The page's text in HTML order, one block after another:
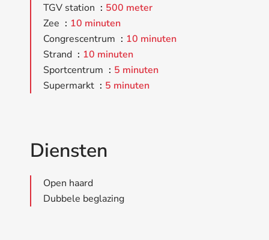
TGV station
500 meter
Zee
10 minuten
Congrescentrum
10 minuten
Strand
10 minuten
Sportcentrum
5 minuten
Supermarkt
5 minuten
Diensten
Open haard
Dubbele beglazing